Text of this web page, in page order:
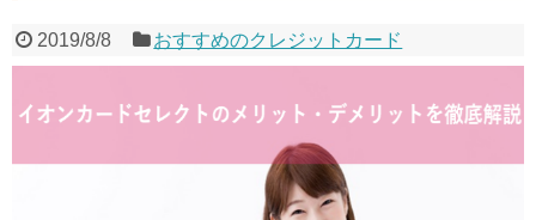
2019/8/8 おすすめのクレジットカード